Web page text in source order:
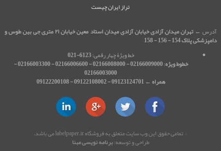
تراز ایران چیست
آدرس ← تهران میدان آزادی خیابان آزادی میدان استاد معین خیابان ۲۱ متری جی بین طوس و
دامپزشکی پلاک 154 - 156 - 158
خط ویژۀ چهار رقمی:6123-021
خطوط ویژه:
02166009000 - 02166008000 - 02166006600 - 02166003300 -
02166003000
همراه ← 09123124701 - 09122108002 - 09122200108
© تمامی حقوق این وب سایت متعلق به فروشگاه labelpaper.ir می باشد.
طراحی و توسعه:برنامه نویسی مبنا